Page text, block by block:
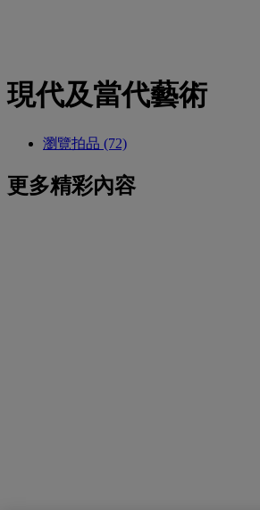
現代及當代藝術
瀏覽拍品 (72)
更多精彩內容